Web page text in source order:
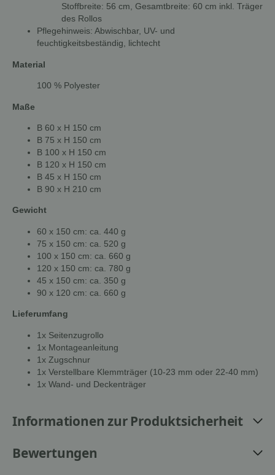
Stoffbreite: 56 cm, Gesamtbreite: 60 cm inkl. Träger
des Rollos
Pflegehinweis: Abwischbar, UV- und
feuchtigkeitsbeständig, lichtecht
Material
100 % Polyester
Maße
B 60 x H 150 cm
B 75 x H 150 cm
B 100 x H 150 cm
B 120 x H 150 cm
B 45 x H 150 cm
B 90 x H 210 cm
Gewicht
60 x 150 cm: ca. 440 g
75 x 150 cm: ca. 520 g
100 x 150 cm: ca. 660 g
120 x 150 cm: ca. 780 g
45 x 150 cm: ca. 350 g
90 x 120 cm: ca. 660 g
Lieferumfang
1x Seitenzugrollo
1x Montageanleitung
1x Zugschnur
1x Verstellbare Klemmträger (10-23 mm oder 22-40 mm)
1x Wand- und Deckenträger
Informationen zur Produktsicherheit
Bewertungen